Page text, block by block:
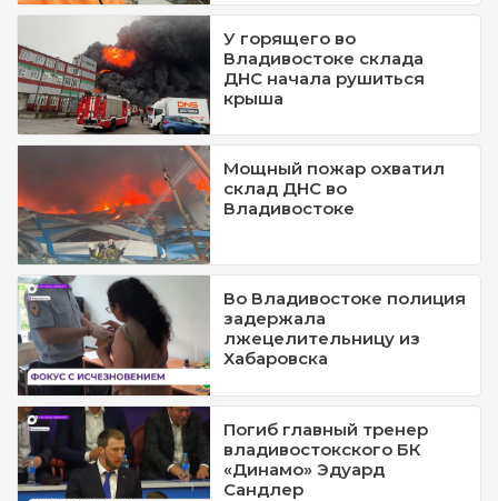
У горящего во
Владивостоке склада
ДНС начала рушиться
крыша
Мощный пожар охватил
склад ДНС во
Владивостоке
Во Владивостоке полиция
задержала
лжецелительницу из
Хабаровска
Погиб главный тренер
владивостокского БК
«Динамо» Эдуард
Сандлер